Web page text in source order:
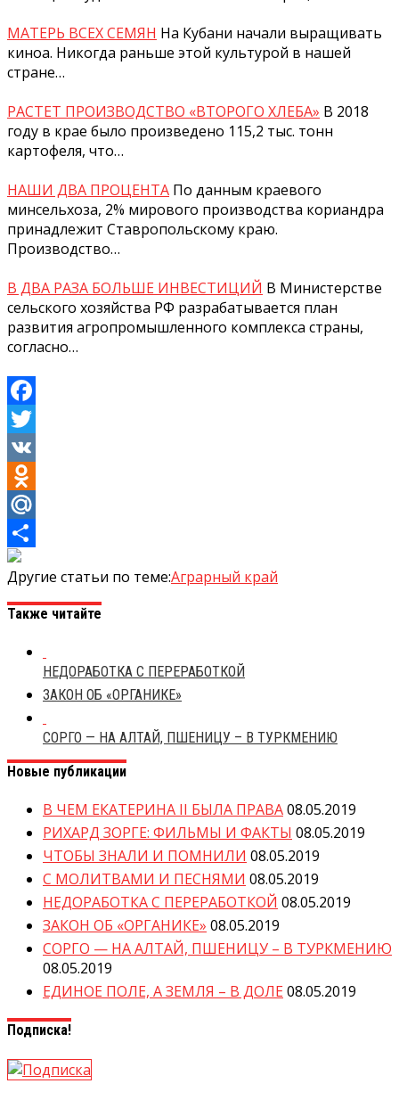
МАТЕРЬ ВСЕХ СЕМЯН На Кубани начали выращивать
киноа. Никогда раньше этой культурой в нашей
стране…
РАСТЕТ ПРОИЗВОДСТВО «ВТОРОГО ХЛЕБА» В 2018
году в крае было произведено 115,2 тыс. тонн
картофеля, что…
НАШИ ДВА ПРОЦЕНТА По данным краевого
минсельхоза, 2% мирового производства кориандра
принадлежит Ставропольскому краю.
Производство…
В ДВА РАЗА БОЛЬШЕ ИНВЕСТИЦИЙ В Министерстве
сельского хозяйства РФ разрабатывается план
развития агропромышленного комплекса страны,
согласно…
Facebook
Twitter
VK
Odnoklassniki
Mail.Ru
Отправить
Другие статьи по теме:Аграрный край
Также читайте
НЕДОРАБОТКА С ПЕРЕРАБОТКОЙ
ЗАКОН ОБ «ОРГАНИКЕ»
СОРГО — НА АЛТАЙ, ПШЕНИЦУ – В ТУРКМЕНИЮ
Новые публикации
В ЧЕМ ЕКАТЕРИНА II БЫЛА ПРАВА08.05.2019
РИХАРД ЗОРГЕ: ФИЛЬМЫ И ФАКТЫ 08.05.2019
ЧТОБЫ ЗНАЛИ И ПОМНИЛИ 08.05.2019
С МОЛИТВАМИ И ПЕСНЯМИ 08.05.2019
НЕДОРАБОТКА С ПЕРЕРАБОТКОЙ 08.05.2019
ЗАКОН ОБ «ОРГАНИКЕ» 08.05.2019
СОРГО — НА АЛТАЙ, ПШЕНИЦУ – В ТУРКМЕНИЮ
08.05.2019
ЕДИНОЕ ПОЛЕ, А ЗЕМЛЯ – В ДОЛЕ08.05.2019
Подписка!